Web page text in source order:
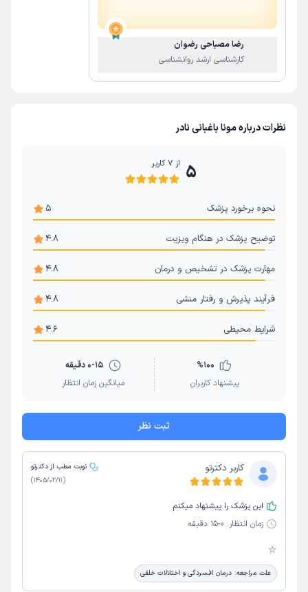
رضا مصباحی رضوان
کارشناسی ارشد روانشناسی
نظرات درباره مونا باغبانی نادر
5 از 7کاربر
نحوه برخورد پزشک 5
توضیح پزشک در هنگام ویزیت 4.8
مهارت پزشک در تشخیص و درمان 4.8
فرآیند پذیرش و رفتار منشی 4.8
شرایط محیطی 4.6
%100
پیشنهاد کاربران
0-15 دقیقه
میانگین زمان انتظار
ثبت نظر
کاربر دکترتو
نوبت مطب از دکترتو
(
1405/02/11
)
این پزشک را پیشنهاد میکنم
زمان انتظار: 0-15 دقیقه
☆
علت مراجعه: درمان افسردگی و اختلالات خلقی